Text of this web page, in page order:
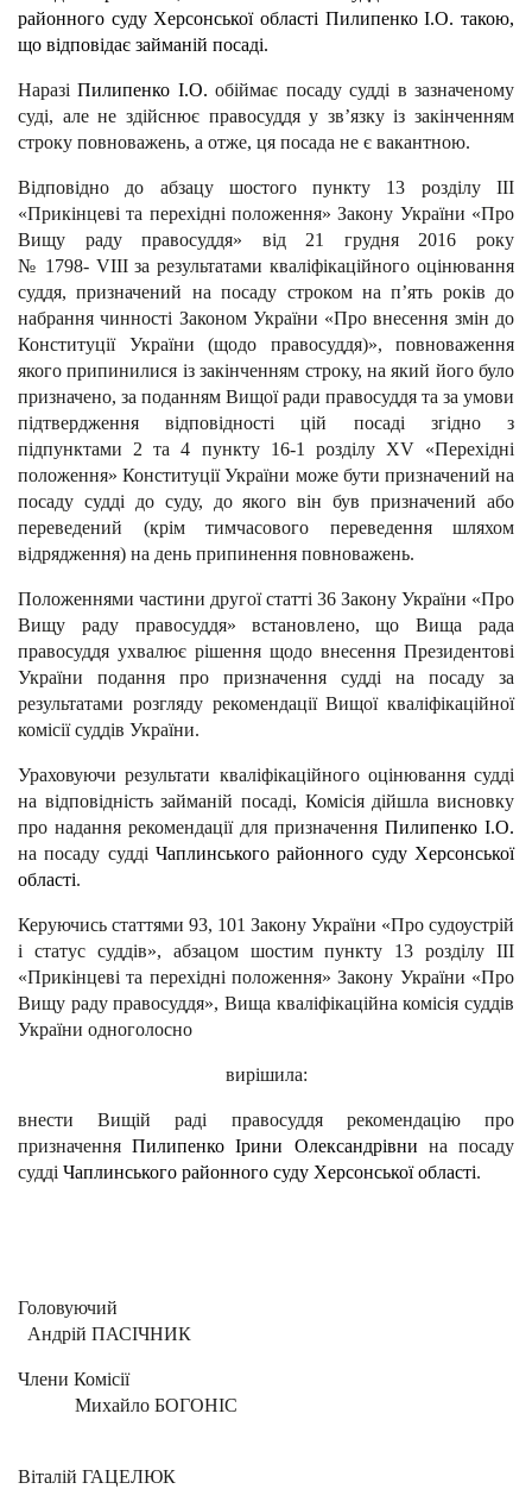
районного суду Херсонської області Пилипенко І.О. такою,
що відповідає займаній посаді.
НаразіПилипенко І.О.обіймає посаду судді в зазначеному
суді, але не здійснює правосуддя у зв’язку із закінченням
строку повноважень, а отже, ця посада не є вакантною.
Відповідно до абзацу шостого пункту 13 розділу III
«Прикінцеві та перехідні положення» Закону України «Про
Вищу раду правосуддя» від 21 грудня 2016 року
№ 1798- VIII за результатами кваліфікаційного оцінювання
суддя, призначений на посаду строком на п’ять років до
набрання чинності Законом України «Про внесення змін до
Конституції України (щодо правосуддя)», повноваження
якого припинилися із закінченням строку, на який його було
призначено, за поданням Вищої ради правосуддя та за умови
підтвердження відповідності цій посаді згідно з
підпунктами 2 та 4 пункту 16-1 розділу XV «Перехідні
положення» Конституції України може бути призначений на
посаду судді до суду, до якого він був призначений або
переведений (крім тимчасового переведення шляхом
відрядження) на день припинення повноважень.
Положеннями частини другої статті 36 Закону України «Про
Вищу раду правосуддя» встановлено, що Вища рада
правосуддя ухвалює рішення щодо внесення Президентові
України подання про призначення судді на посаду за
результатами розгляду рекомендації Вищої кваліфікаційної
комісії суддів України.
Ураховуючи результати кваліфікаційного оцінювання судді
на відповідність займаній посаді, Комісія дійшла висновку
про надання рекомендації для призначення Пилипенко І.О.
на посаду судді Чаплинського районного суду Херсонської
області.
Керуючись статтями 93, 101 Закону України «Про судоустрій
і статус суддів», абзацом шостим пункту 13 розділу III
«Прикінцеві та перехідні положення» Закону України «Про
Вищу раду правосуддя», Вища кваліфікаційна комісія суддів
України одноголосно
вирішила:
внести Вищій раді правосуддя рекомендацію про
призначення Пилипенко Ірини Олександрівни на посаду
судді Чаплинського районного суду Херсонської області.
Андрій ПАСІЧНИК
Члени Комісії
Михайло БОГОНІС
Віталій ГАЦЕЛЮК